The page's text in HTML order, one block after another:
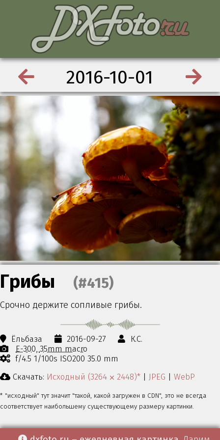
2016-10-01
Грибы (#415)
Срочно держите сопливые грибы.
Ёльбаза 2016-09-27
К.С.
E-300 35mm macro
f/4.5 1/100s ISO200 35.0 mm
Скачать: Исходный (3264 ⨉ 2448)* | JPEG | WebP
* "исходный" тут значит "такой, какой загружен в CDN", это не всегда
соответствует наибольшему существующему размеру картинки.